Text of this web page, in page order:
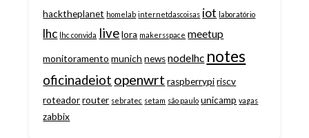
hacktheplanet homelab internetdascoisas iot laboratório
lhc lhc convida live lora makersspace meetup
monitoramento munich news nodelhc notes
oficinadeiot openwrt raspberrypi riscv
roteador router sebratec setam são paulo unicamp vagas
zabbix